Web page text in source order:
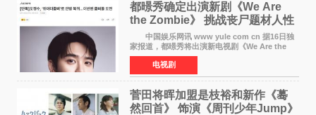
都暻秀确定出演新剧《We Are
the Zombie》 挑战丧尸题材人性
喜剧
中国娱乐网讯 www yule com cn 据16日独
家报道，都暻秀将出演新电视剧《We Are the
Zombie》，在剧中饰演主演金仁钟一角，挑战与
以往丧尸题材截然不同的人性喜剧。 新剧
《We Are t
电视剧
菅田将晖加盟是枝裕和新作《蓦
然回首》 饰演《周刊少年Jump》